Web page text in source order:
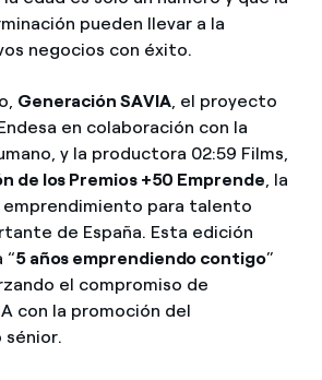
pueden llevar a la
negocios con éxito.
Generación SAVIA, el proyecto
en colaboración con la
y la productora 02:59 Films,
de los Premios +50 Emprende, la
para talento
de España. Esta edición
“5 años emprendiendo contigo”
el compromiso de
con la promoción del